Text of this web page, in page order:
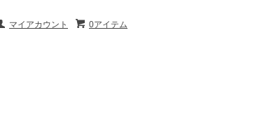
0アイテム
マイアカウント